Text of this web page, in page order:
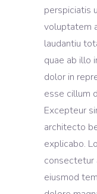
perspiciatis
voluptatem
laudantiu
quae ab illo
dolor in
esse cillum
Excepteur
architecto
explicabo.
consectetur
eiusmod